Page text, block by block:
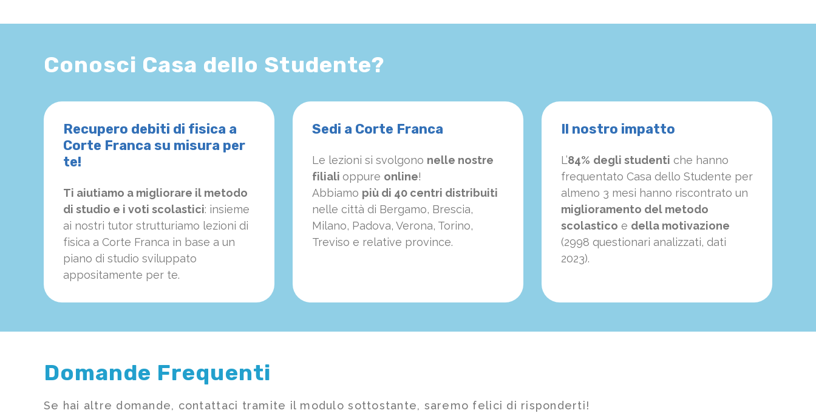
Conosci Casa dello Studente?
Recupero debiti di fisica a
Corte Franca su misura per
te!
Ti aiutiamo a migliorare il metodo
di studio e i voti scolastici: insieme
ai nostri tutor strutturiamo lezioni di
fisica a Corte Franca in base a un
piano di studio sviluppato
appositamente per te.
Sedi a Corte Franca
Le lezioni si svolgono nelle nostre
filiali oppure online!
Abbiamo più di 40 centri distribuiti
nelle città di Bergamo, Brescia,
Milano, Padova, Verona, Torino,
Treviso e relative province.
Il nostro impatto
L’84% degli studenti che hanno
frequentato Casa dello Studente per
almeno 3 mesi hanno riscontrato un
miglioramento del metodo
scolastico e della motivazione
(2998 questionari analizzati, dati
2023).
Domande Frequenti
Se hai altre domande, contattaci tramite il modulo sottostante, saremo felici di risponderti!